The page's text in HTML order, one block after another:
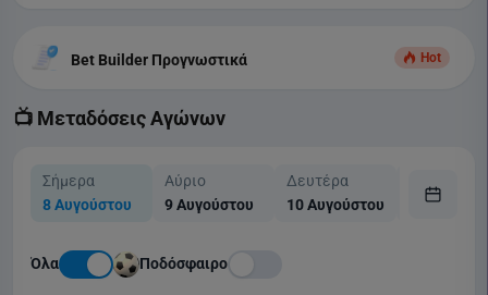
Bet Builder Προγνωστικά Hot
📺 Μεταδόσεις Αγώνων
Σήμερα
8 Αυγούστου
Αύριο
9 Αυγούστου
Δευτέρα
10 Αυγούστου
11
Όλα Ποδόσφαιρο